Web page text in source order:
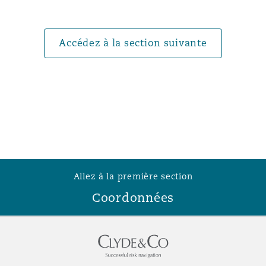
Accédez à la section suivante
Allez à la première section
Coordonnées